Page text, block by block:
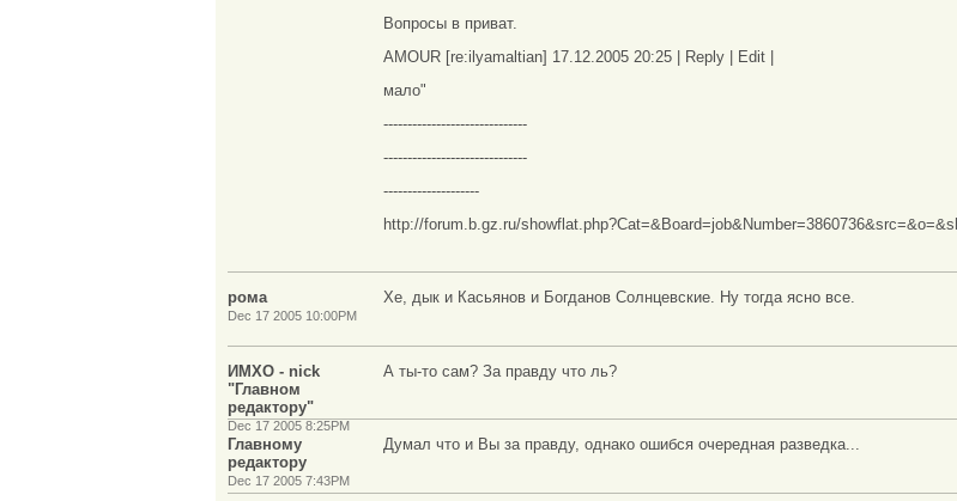
Вопросы в приват.
AMOUR [re:ilyamaltian] 17.12.2005 20:25 | Reply | Edit |
мало"
------------------------------
------------------------------
--------------------
http://forum.b.gz.ru/
рома
Dec 17 2005 10:00PM
Хе, дык и Касьянов и Богданов Солнцевские. Ну тогда ясно все.
ИМХО - nick
"Главном
редактору"
Dec 17 2005 8:25PM
А ты-то сам? За правду что ль?
Главному
редактору
Dec 17 2005 7:43PM
Думал что и Вы за правду, однако ошибся очередная разведка...